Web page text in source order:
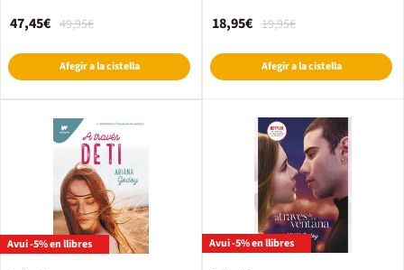
49,95€
47,45€
Afegir a la cistella
19,95€
18,95€
Afegir a la cistella
Avui -5% en llibres Avui -5% en llibres